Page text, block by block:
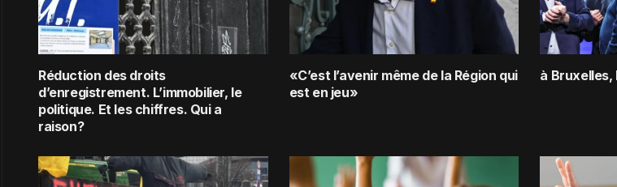
Réduction des droits
d’enregistrement. L’immobilier, le
politique. Et les chiffres. Qui a
raison?
«C’est l’avenir même de la Région qui
est en jeu»
à Bruxelles,